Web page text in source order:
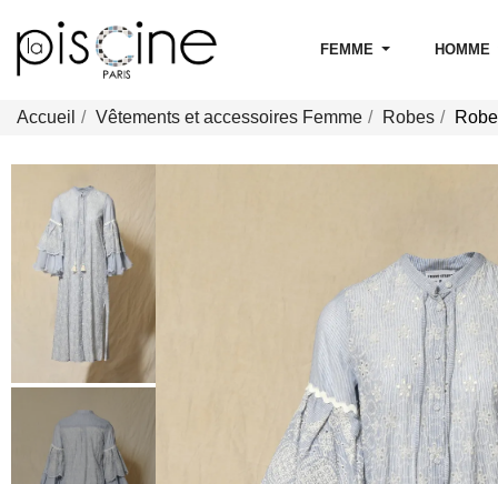
FEMME HOMME
Accueil Vêtements et accessoires Femme Robes